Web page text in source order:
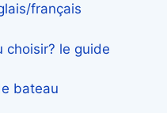
français
choisir? le guide
bateau